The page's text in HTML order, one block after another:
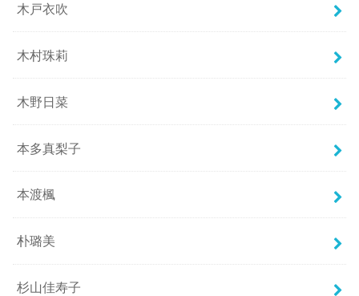
木戸衣吹
木村珠莉
木野日菜
本多真梨子
本渡楓
朴璐美
杉山佳寿子